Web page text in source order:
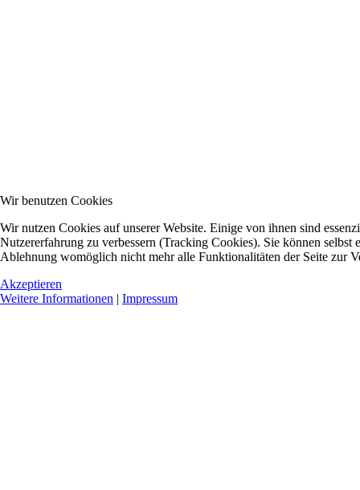
Wir benutzen Cookies
Wir nutzen Cookies auf unserer Website. Einige von ihnen sind
Nutzererfahrung zu verbessern (Tracking Cookies). Sie können selbst
Ablehnung womöglich nicht mehr alle Funktionalitäten der Seite zur
Akzeptieren
Weitere Informationen | Impressum